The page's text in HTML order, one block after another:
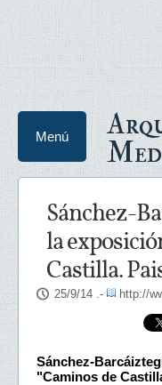
Menú
Sánchez-
la
Castilla.
25/9/14 .- http://
Sánchez-
"Caminos de